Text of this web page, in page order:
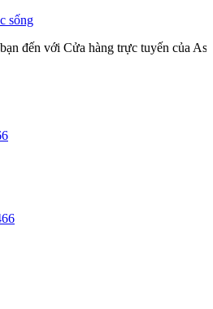
sống
đến với Cửa hàng trực tuyến của Asia